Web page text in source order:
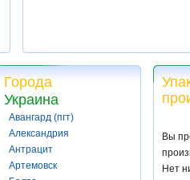
Города
Украина
Авангард (пгт)
Александрия
Антрацит
Артемовск
Вы
Нет